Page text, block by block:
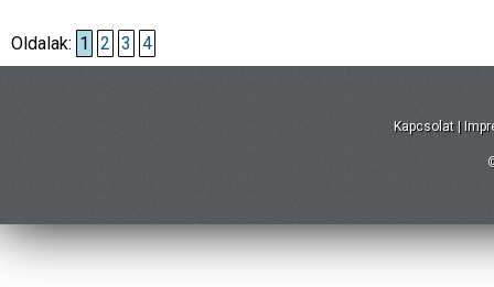
Oldalak: 1 2 3 4
Kapcsolat |